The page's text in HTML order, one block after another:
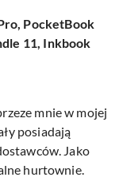
PocketBook
11, Inkbook
mnie w mojej
posiadają
Jako
hurtownie.